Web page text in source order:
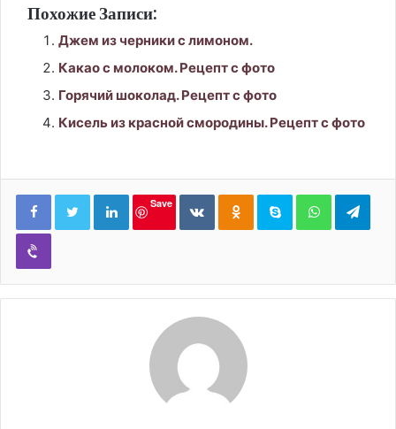
Похожие Записи:
Джем из черники с лимоном.
Какао с молоком. Рецепт с фото
Горячий шоколад. Рецепт с фото
Кисель из красной смородины. Рецепт с фото
LinkedIn
Save
ВконтактеОдноклассники
Skype WhatsApp
Viber